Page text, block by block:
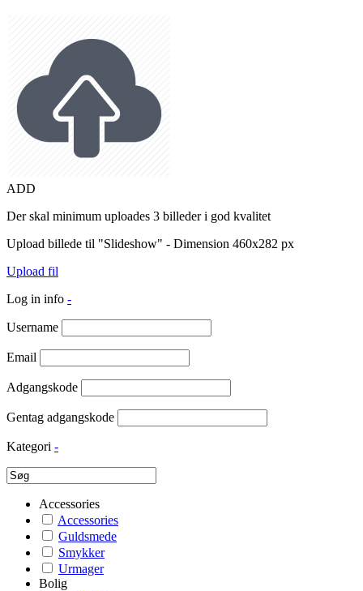
ADD
Der skal minimum uploades 3 billeder i god kvalitet
Upload billede til "Slideshow" - Dimension 460x282 px
Upload fil
Log in info -
Username
Email
Adgangskode
Gentag adgangskode
Kategori -
Accessories
Accessories
Guldsmede
Smykker
Urmager
Bolig